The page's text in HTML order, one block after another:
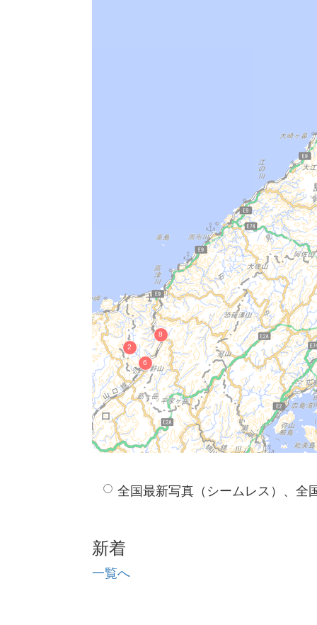
全国最新写真（シームレス）、全
新着
一覧へ